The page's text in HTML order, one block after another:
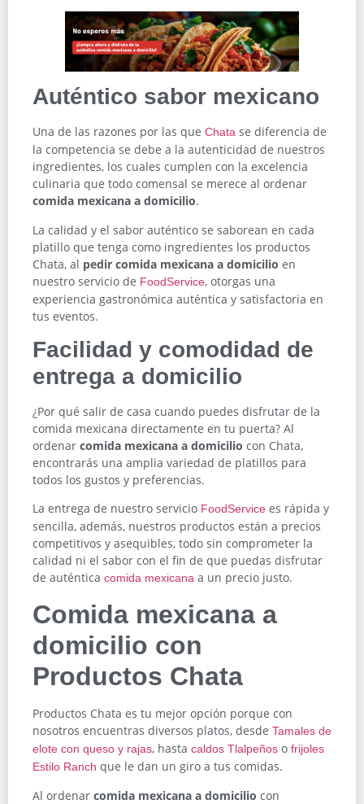
Auténtico sabor mexicano
Una de las razones por las que Chata se diferencia de
la competencia se debe a la autenticidad de nuestros
ingredientes, los cuales cumplen con la excelencia
culinaria que todo comensal se merece al ordenar
comida mexicana a domicilio.
La calidad y el sabor auténtico se saborean en cada
platillo que tenga como ingredientes los productos
Chata, al pedir comida mexicana a domicilio en
nuestro servicio de FoodService, otorgas una
experiencia gastronómica auténtica y satisfactoria en
tus eventos.
Facilidad y comodidad de
entrega a domicilio
¿Por qué salir de casa cuando puedes disfrutar de la
comida mexicana directamente en tu puerta? Al
ordenar comida mexicana a domicilio con Chata,
encontrarás una amplia variedad de platillos para
todos los gustos y preferencias.
La entrega de nuestro servicio FoodService es rápida y
sencilla, además, nuestros productos están a precios
competitivos y asequibles, todo sin comprometer la
calidad ni el sabor con el fin de que puedas disfrutar
de auténtica comida mexicana a un precio justo.
Comida mexicana a
domicilio con
Productos Chata
Productos Chata es tu mejor opción porque con
nosotros encuentras diversos platos, desde Tamales de
elote con queso y rajas, hasta caldos Tlalpeños o frijoles
Estilo Ranch que le dan un giro a tus comidas.
Al ordenar comida mexicana a domicilio con